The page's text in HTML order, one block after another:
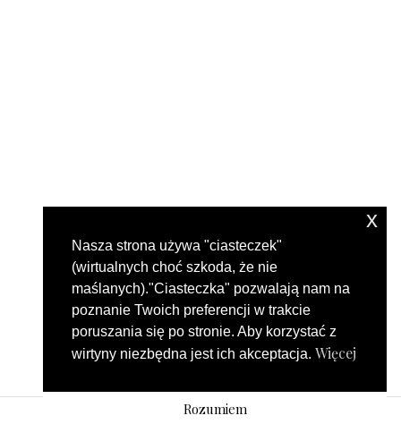
Nasza strona używa "ciasteczek"
(wirtualnych choć szkoda, że nie
maślanych)."Ciasteczka" pozwalają nam na
poznanie Twoich preferencji w trakcie
poruszania się po stronie. Aby korzystać z
wirtyny niezbędna jest ich akceptacja. Więcej
Rozumiem
x